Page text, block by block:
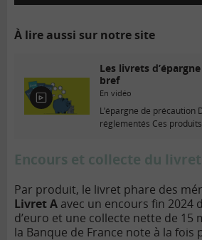
À lire aussi sur notre site
E
n
é
Les livrets
bref
En vidéo
L’épargne de précaution
réglementés Ces
Encours et collecte du
Par produit, le livret phare des
Livret A avec un encours fin 2024
d’euro et une collecte nette de 15
la Banque de France note à la fois